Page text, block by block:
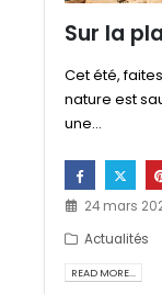
Sur la
Cet été,
nature est
une...
24 mars
Actualités
READ MORE...